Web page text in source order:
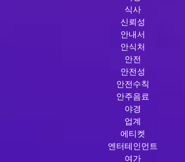
식사
신뢰성
안내서
안식처
안전
안전성
안전수칙
안주음료
야경
업계
에티켓
엔터테인먼트
여가